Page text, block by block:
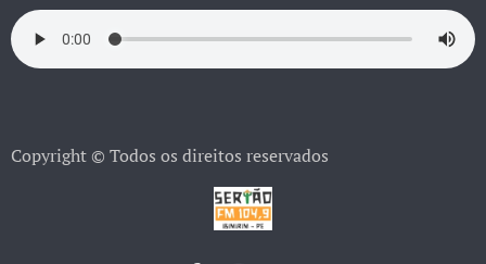
Copyright © Todos os direitos reservados